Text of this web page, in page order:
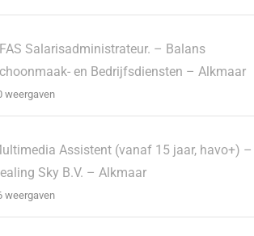
Salarisadministrateur. – Balans
en Bedrijfsdiensten – Alkmaar
weergaven
Assistent (vanaf 15 jaar, havo+)
Sky B.V. – Alkmaar
weergaven